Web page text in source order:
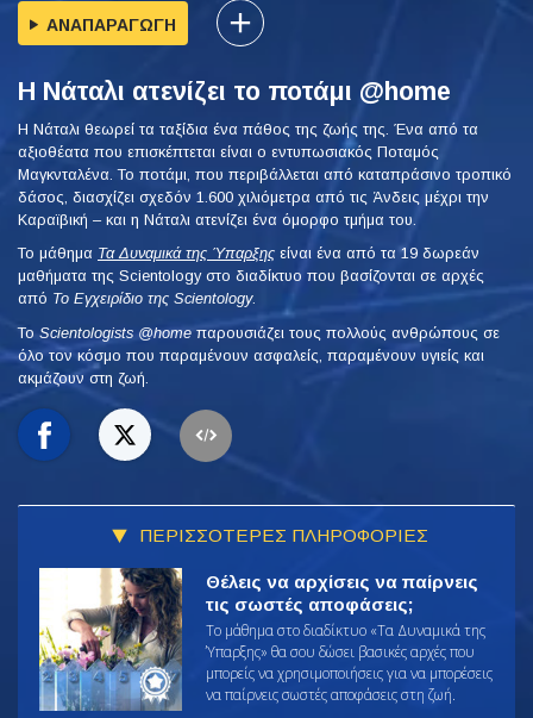
ΑΝΑΠΑΡΑΓΩΓΗ
Η Νάταλι ατενίζει το ποτάμι @home
Η Νάταλι θεωρεί τα ταξίδια ένα πάθος της ζωής της. Ένα από τα
αξιοθέατα που επισκέπτεται είναι ο εντυπωσιακός Ποταμός
Μαγκνταλένα. Το ποτάμι, που περιβάλλεται από καταπράσινο τροπικό
δάσος, διασχίζει σχεδόν 1.600 χιλιόμετρα από τις Άνδεις μέχρι την
Καραϊβική – και η Νάταλι ατενίζει ένα όμορφο τμήμα του.
Το μάθημα Τα Δυναμικά της Ύπαρξης είναι ένα από τα 19 δωρεάν
μαθήματα της Scientology στο διαδίκτυο που βασίζονται σε αρχές
από Το Εγχειρίδιο της Scientology.
To Scientologists @home παρουσιάζει τους πολλούς ανθρώπους σε
όλο τον κόσμο που παραμένουν ασφαλείς, παραμένουν υγιείς και
ακμάζουν στη ζωή.
ΠΕΡΙΣΣΟΤΕΡΕΣ ΠΛΗΡΟΦΟΡΙΕΣ
Θέλεις να αρχίσεις να παίρνεις
τις σωστές αποφάσεις;
Το μάθημα στο διαδίκτυο «Τα Δυναμικά της
Ύπαρξης» θα σου δώσει βασικές αρχές που
μπορείς να χρησιμοποιήσεις για να μπορέσεις
να παίρνεις σωστές αποφάσεις στη ζωή.